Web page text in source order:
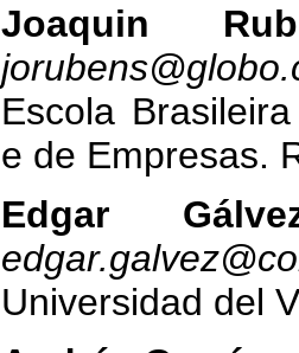
Joaquin
Escola
e de Empresas.
Edgar
Universidad del